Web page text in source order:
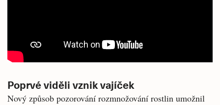
Poprvé viděli vznik vajíček
Nový způsob pozorování rozmnožování rostlin umožnil